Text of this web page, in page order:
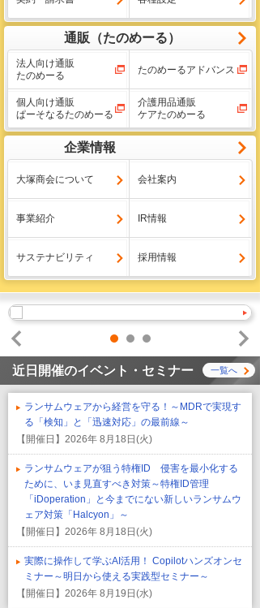
通販（たのめーる）
法人向け通販
たのめーる
たのめーるアドバンス
個人向け通販
ぱーそなるたのめーる
介護用品通販
ケアたのめーる
企業情報
大塚商会について 会社案内
事業紹介 IR情報
サステナビリティ 採用情報
1 2
3
Prev
Next
近日開催のイベント・セミナー 一覧へ
ランサムウェアから経営を守る！～MDRで実現す
る「検知」と「迅速対応」の最前線～
【開催日】 2026年 8月18日(火)
ランサムウェアが狙う特権ID 侵害を最小化する
ために、いま見直すべき対策～特権ID管理
「iDoperation」と今までにない新しいランサムウ
ェア対策「Halcyon」～
【開催日】 2026年 8月18日(火)
実際に操作して学ぶAI活用！ Copilotハンズオンセ
ミナー～明日から使える実践型セミナー～
【開催日】 2026年 8月19日(水)